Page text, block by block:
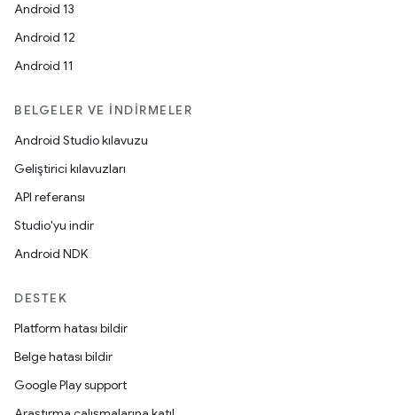
Android 13
Android 12
Android 11
BELGELER VE İNDIRMELER
Android Studio kılavuzu
Geliştirici kılavuzları
API referansı
Studio'yu indir
Android NDK
DESTEK
Platform hatası bildir
Belge hatası bildir
Google Play support